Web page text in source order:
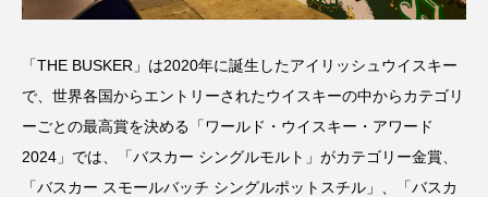
「THE BUSKER」は2020年に誕生したアイリッシュウイスキー
で、世界各国からエントリーされたウイスキーの中からカテゴリ
ーごとの最高賞を決める「ワールド・ウイスキー・アワード
2024」では、「バスカー シングルモルト」がカテゴリー金賞、
「バスカー スモールバッチ シングルポットスチル」、「バスカ